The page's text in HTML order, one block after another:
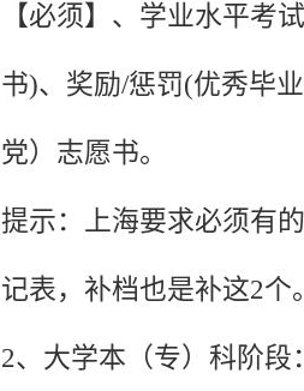
【必须】、学业水平考
书)、奖励/惩罚(优秀毕
党）志愿书。
提示：上海要求必须有
记表，补档也是补这2个
2、大学本（专）科阶